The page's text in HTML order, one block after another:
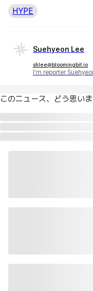
HYPE
Suehyeon Lee
shlee@bloomingbit.io
I'm reporter
このニュース、どう思い